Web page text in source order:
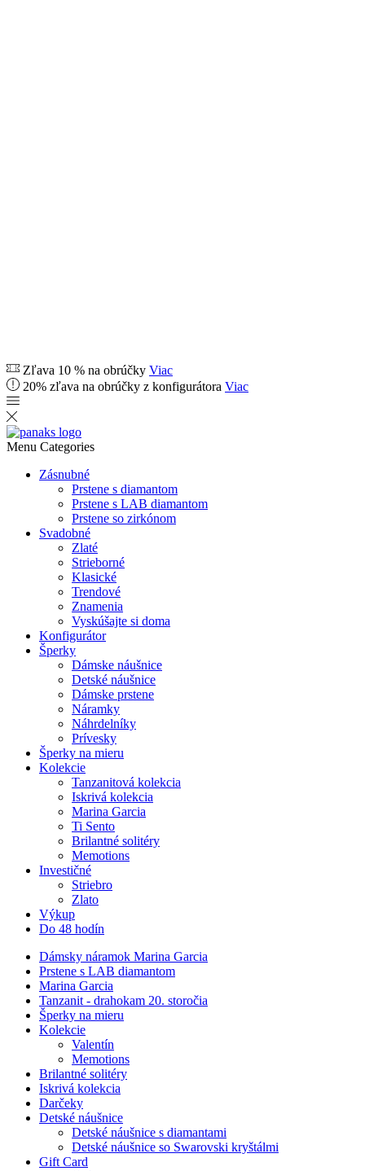
Zľava 10 % na obrúčky Viac
20% zľava na obrúčky z konfigurátora Viac
Menu Categories
Zásnubné
Prstene s diamantom
Prstene s LAB diamantom
Prstene so zirkónom
Svadobné
Zlaté
Strieborné
Klasické
Trendové
Znamenia
Vyskúšajte si doma
Konfigurátor
Šperky
Dámske náušnice
Detské náušnice
Dámske prstene
Náramky
Náhrdelníky
Prívesky
Šperky na mieru
Kolekcie
Tanzanitová kolekcia
Iskrivá kolekcia
Marina Garcia
Ti Sento
Brilantné solitéry
Memotions
Investičné
Striebro
Zlato
Výkup
Do 48 hodín
Dámsky náramok Marina Garcia
Prstene s LAB diamantom
Marina Garcia
Tanzanit - drahokam 20. storočia
Šperky na mieru
Kolekcie
Valentín
Memotions
Brilantné solitéry
Iskrivá kolekcia
Darčeky
Detské náušnice
Detské náušnice s diamantami
Detské náušnice so Swarovski kryštálmi
Gift Card